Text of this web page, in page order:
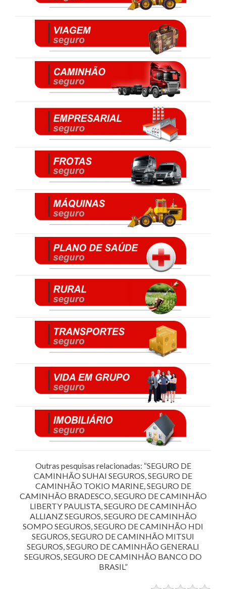
Outras pesquisas relacionadas: “SEGURO DE
CAMINHÃO SUHAI SEGUROS, SEGURO DE
CAMINHÃO TOKIO MARINE, SEGURO DE
CAMINHÃO BRADESCO, SEGURO DE CAMINHÃO
LIBERTY PAULISTA, SEGURO DE CAMINHÃO
ALLIANZ SEGUROS, SEGURO DE CAMINHÃO
SOMPO SEGUROS, SEGURO DE CAMINHÃO HDI
SEGUROS, SEGURO DE CAMINHÃO MITSUI
SEGUROS, SEGURO DE CAMINHÃO GENERALI
SEGUROS, SEGURO DE CAMINHÃO BANCO DO
BRASIL”